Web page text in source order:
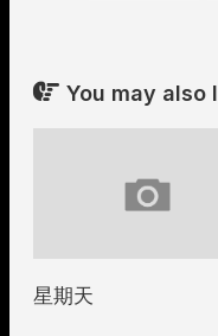
You may also
星期天